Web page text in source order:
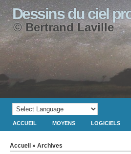
Dessins du ciel
© Bertrand Laville
ACCUEIL MOYENS LOGICIELS
Accueil » Archives